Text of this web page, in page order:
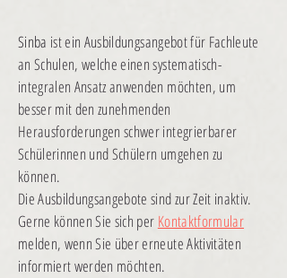
Sinba ist ein Ausbildungsangebot für Fachleute
an Schulen, welche einen systematisch-
integralen Ansatz anwenden möchten, um
besser mit den zunehmenden
Herausforderungen schwer integrierbarer
Schülerinnen und Schülern umgehen zu
können.
Die Ausbildungsangebote sind zur Zeit inaktiv.
Gerne können Sie sich per Kontaktformular
melden, wenn Sie über erneute Aktivitäten
informiert werden möchten.